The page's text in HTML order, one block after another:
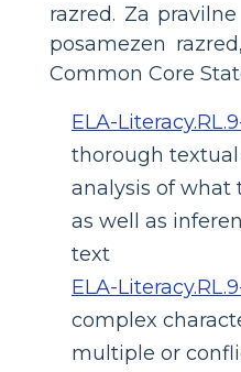
razred. Za
posamezen
Common Core
ELA-Literacy.RL.9-
thorough
analysis of what
as well as
text
ELA-
complex
multiple or